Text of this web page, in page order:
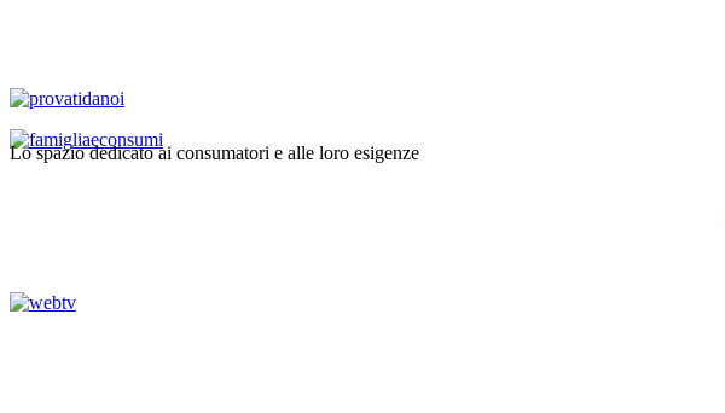
Lo spazio dedicato ai consumatori e alle loro esigenze